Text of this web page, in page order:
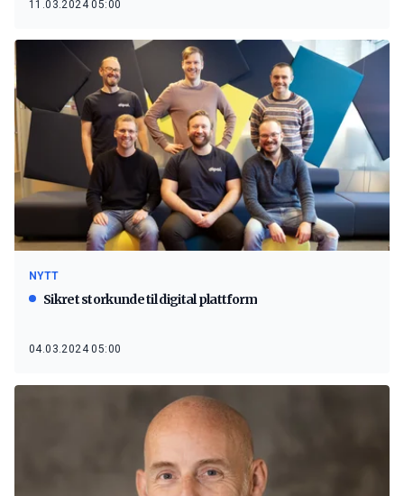
11.03.2024 05:00
NYTT
Sikret storkunde til digital plattform
04.03.2024 05:00